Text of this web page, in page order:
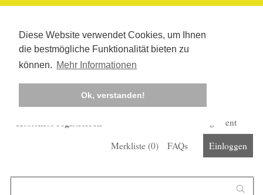
Diese Website verwendet Cookies, um Ihnen
die bestmögliche Funktionalität bieten zu
können. Mehr Informationen
Ok, verstanden!
Kostenlos registrieren
Corona-Management
Merkliste (0) FAQs Einloggen